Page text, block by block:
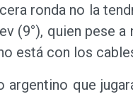
ronda no la
(9°), quien pese
está con los
argentino que